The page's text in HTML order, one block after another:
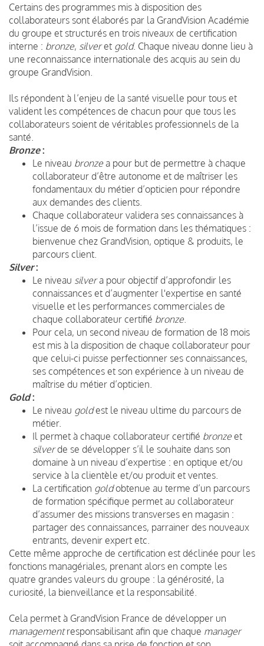
Certains des programmes mis à disposition des
collaborateurs sont élaborés par la GrandVision Académie
du groupe et structurés en trois niveaux de certification
interne : bronze, silveret gold. Chaque niveau donne lieu à
une reconnaissance internationale des acquis au sein du
groupe GrandVision.
Ils répondent à l’enjeu de la santé visuelle pour tous et
valident les compétences de chacun pour que tous les
collaborateurs soient de véritables professionnels de la
santé.
Bronze:
Le niveau bronze a pour but de permettre à chaque
collaborateur d’être autonome et de maîtriser les
fondamentaux du métier d’opticien pour répondre
aux demandes des clients.
Chaque collaborateur validera ses connaissances à
l’issue de 6 mois de formation dans les thématiques :
bienvenue chez GrandVision, optique & produits, le
parcours client.
Silver:
Le niveau silvera pour objectif d’approfondir les
connaissances et d’augmenter l'expertise en santé
visuelle et les performances commerciales de
chaque collaborateur certifié bronze
Pour cela, un second niveau de formation de 18 mois
est mis à la disposition de chaque collaborateur pour
que celui-ci puisse perfectionner ses connaissances,
ses compétences et son expérience à un niveau de
maîtrise du métier d’opticien.
Gold:
Le niveau goldest le niveau ultime du parcours de
métier.
Il permet à chaque collaborateur certifié bronze et
silverde se développer s’il le souhaite dans son
domaine à un niveau d’expertise : en optique et/ou
service à la clientèle et/ou produit et ventes.
La certification goldobtenue au terme d’un parcours
de formation spécifique permet au collaborateur
d’assumer des missions transverses en magasin :
partager des connaissances, parrainer des nouveaux
entrants, devenir expert etc.
Cette même approche de certification est déclinée pour les
fonctions managériales, prenant alors en compte les
quatre grandes valeurs du groupe : la générosité, la
curiosité, la bienveillance et la responsabilité.
Cela permet à GrandVision France de développer un
managementresponsabilisant afin que chaque manager